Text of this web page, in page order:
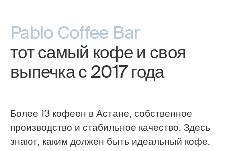
Pablo Coffee Bar
тот самый кофе и своя
выпечка с 2017 года
Более 13 кофеен в Астане, собственное
производство и стабильное качество. Здесь
знают, каким должен быть идеальный кофе.